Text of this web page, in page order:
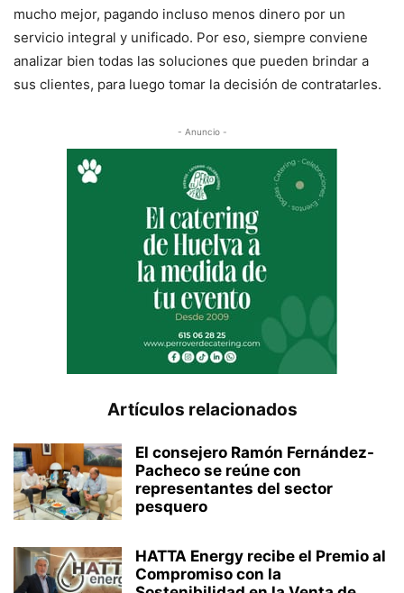
mucho mejor, pagando incluso menos dinero por un
servicio integral y unificado. Por eso, siempre conviene
analizar bien todas las soluciones que pueden brindar a
sus clientes, para luego tomar la decisión de contratarles.
- Anuncio -
Artículos relacionados
El consejero Ramón Fernández-
Pacheco se reúne con
representantes del sector
pesquero
HATTA Energy recibe el Premio al
Compromiso con la